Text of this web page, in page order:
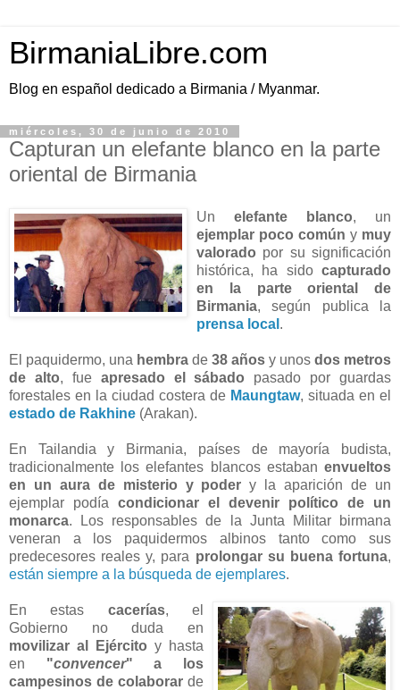
BirmaniaLibre.com
Blog en español dedicado a Birmania / Myanmar.
miércoles, 30 de junio de 2010
Capturan un elefante blanco en la parte
oriental de Birmania
Un elefante blanco, un
ejemplar poco común y muy
valorado por su significación
histórica, ha sido capturado
en la parte oriental de
Birmania, según publica la
prensa local .
El paquidermo, una hembra de 38 años y unos dos metros
de alto, fue apresado el sábado pasado por guardas
forestales en la ciudad costera de Maungtaw, situada en el
estado de Rakhine (Arakan).
En Tailandia y Birmania, países de mayoría budista,
tradicionalmente los elefantes blancos estaban envueltos
en un aura de misterio y poder y la aparición de un
ejemplar podía condicionar el devenir político de un
monarca. Los responsables de la Junta Militar birmana
veneran a los paquidermos albinos tanto como sus
predecesores reales y, para prolongar su buena fortuna,
están siempre a la búsqueda de ejemplares.
En estas cacerías, el
Gobierno no duda en
movilizar al Ejército y hasta
en "convencer" a los
campesinos de colaborar de